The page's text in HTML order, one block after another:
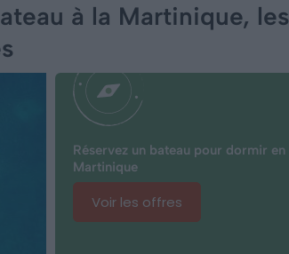
à la Martinique, les
Réservez un bateau pour dormir en
Martinique
Voir les offres